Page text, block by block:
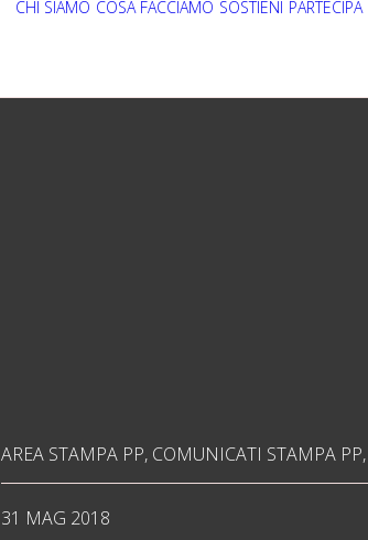
CHI SIAMO COSA FACCIAMO SOSTIENI PARTECIPA
AREA STAMPA PP, COMUNICATI STAMPA PP,
31 MAG 2018